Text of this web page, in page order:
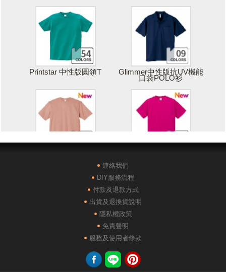
Printstar 中性版圓領T Glimmer中性版抗UV機能
口袋POLO衫
POLONE1純棉短袖POLO AG28000落肩重磅精梳棉
連絡我們
DIY服務流程
付款及退款方式
出貨及退換貨說明
隱私權政策
免責聲明
服務及使用者條款